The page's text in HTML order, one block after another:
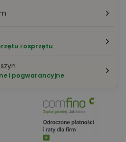
i osprzętu
i pogwarancyjne